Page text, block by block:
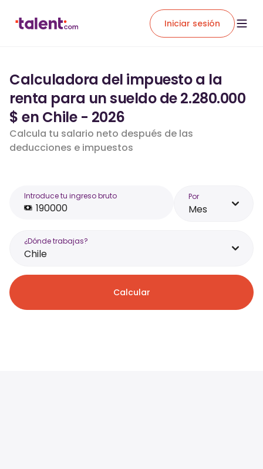
Iniciar sesión
Calculadora del impuesto a la
renta para un sueldo de 2.280.000
$ en Chile - 2026
Calcula tu salario neto después de las
deducciones e impuestos
Introduce tu ingreso bruto Por
Mes
¿Dónde trabajas?
Chile
Calcular